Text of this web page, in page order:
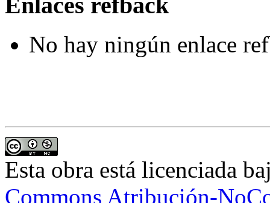
No hay ningún enlace
Esta obra está licenciada
Commons Atribución-